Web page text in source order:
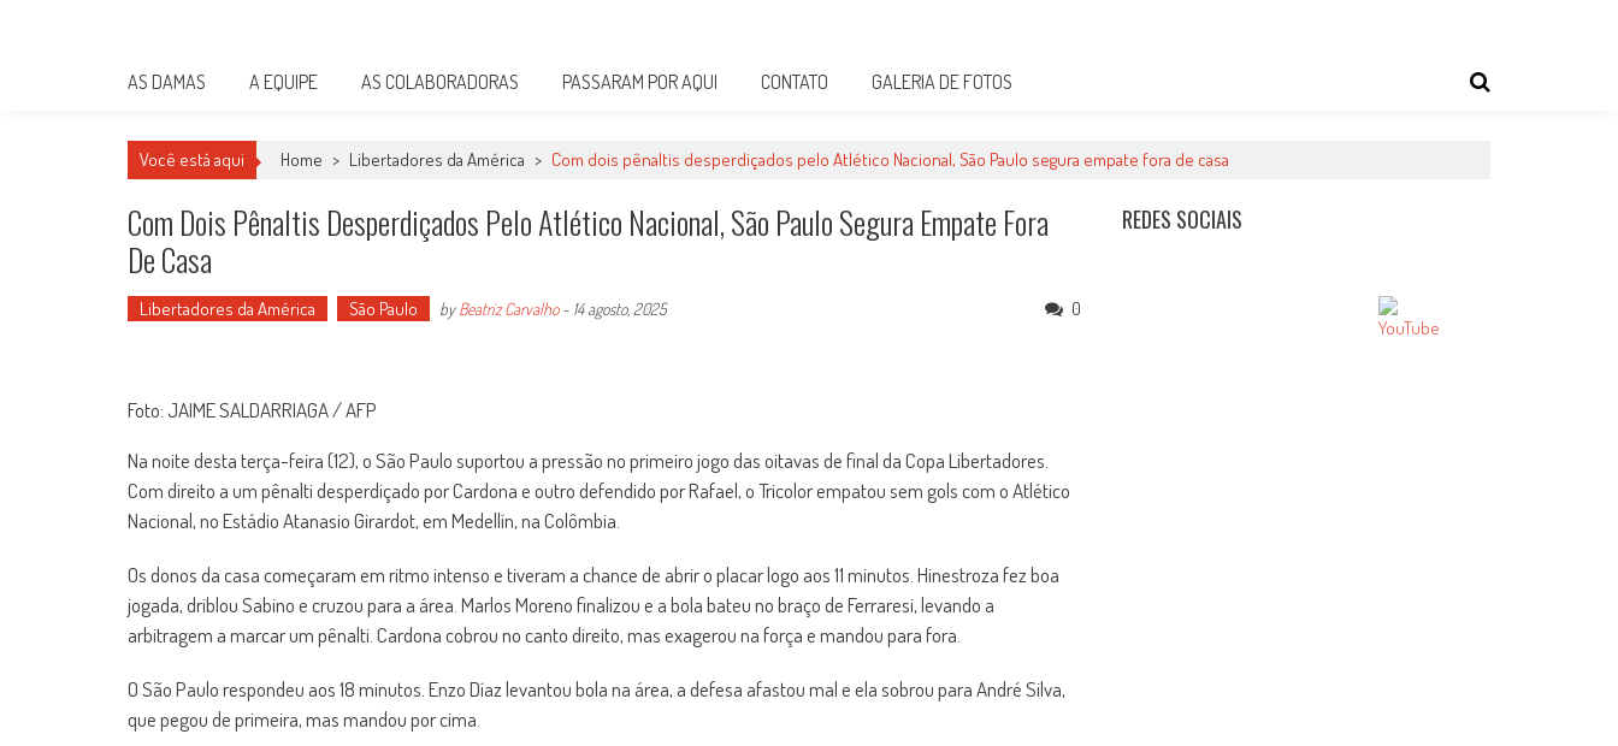
AS DAMAS A EQUIPE AS COLABORADORAS PASSARAM POR AQUI CONTATO GALERIA DE FOTOS
Você está aqui Home > Libertadores da América > Com dois pênaltis desperdiçados pelo Atlético Nacional, São Paulo segura empate fora de casa
Com Dois Pênaltis Desperdiçados Pelo Atlético Nacional, São Paulo Segura Empate Fora
De Casa
Libertadores da América São Paulo byBeatriz Carvalho- 14 agosto, 2025 0
Foto: JAIME SALDARRIAGA / AFP
Na noite desta terça-feira (12), o São Paulo suportou a pressão no primeiro jogo das oitavas de final da Copa Libertadores.
Com direito a um pênalti desperdiçado por Cardona e outro defendido por Rafael, o Tricolor empatou sem gols com o Atlético
Nacional, no Estádio Atanasio Girardot, em Medellín, na Colômbia.
Os donos da casa começaram em ritmo intenso e tiveram a chance de abrir o placar logo aos 11 minutos. Hinestroza fez boa
jogada, driblou Sabino e cruzou para a área. Marlos Moreno finalizou e a bola bateu no braço de Ferraresi, levando a
arbitragem a marcar um pênalti. Cardona cobrou no canto direito, mas exagerou na força e mandou para fora.
O São Paulo respondeu aos 18 minutos. Enzo Díaz levantou bola na área, a defesa afastou mal e ela sobrou para André Silva,
que pegou de primeira, mas mandou por cima.
REDES SOCIAIS